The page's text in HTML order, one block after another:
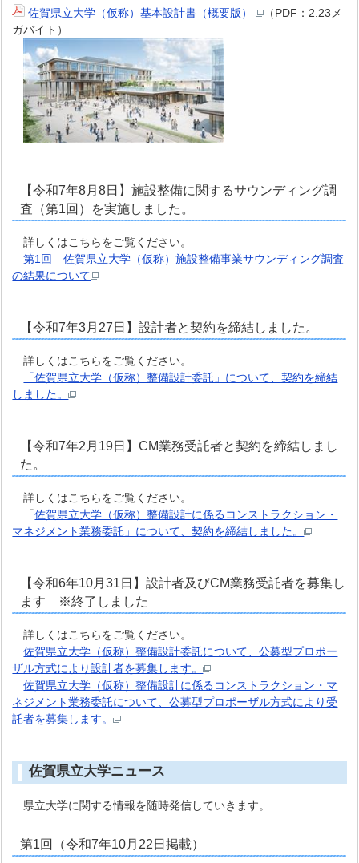
佐賀県立大学（仮称）基本設計書（概要版）
（PDF：2.23メ
ガバイト）
【令和7年8月8日】施設整備に関するサウンディング調
査（第1回）を実施しました。
詳しくはこちらをご覧ください。
第1回 佐賀県立大学（仮称）施設整備事業サウンディング調査
の結果について
【令和7年3月27日】設計者と契約を締結しました。
詳しくはこちらをご覧ください。
「佐賀県立大学（仮称）整備設計委託」について、契約を締結
しました。
【令和7年2月19日】CM業務受託者と契約を締結しまし
た。
詳しくはこちらをご覧ください。
「佐賀県立大学（仮称）整備設計に係るコンストラクション・
マネジメント業務委託」について、契約を締結しました。
【令和6年10月31日】設計者及びCM業務受託者を募集し
ます ※終了しました
詳しくはこちらをご覧ください。
佐賀県立大学（仮称）整備設計委託について、公募型プロポー
ザル方式により設計者を募集します。
佐賀県立大学（仮称）整備設計に係るコンストラクション・マ
ネジメント業務委託について、公募型プロポーザル方式により受
託者を募集します。
佐賀県立大学ニュース
県立大学に関する情報を随時発信していきます。
第1回（令和7年10月22日掲載）